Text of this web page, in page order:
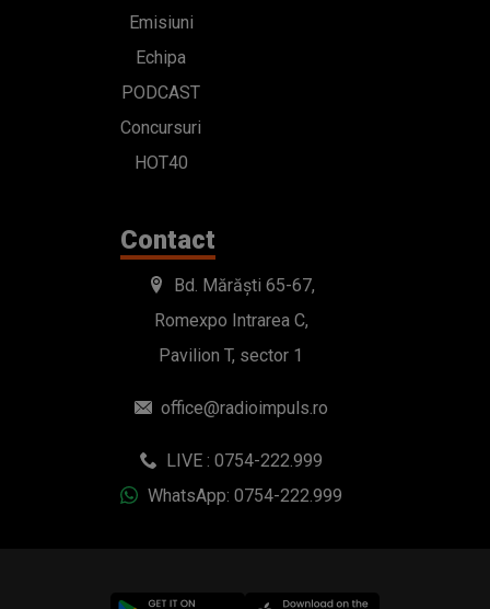
Emisiuni
Echipa
PODCAST
Concursuri
HOT40
Contact
Bd. Mărăști 65-67,
Romexpo Intrarea C,
Pavilion T, sector 1
office@radioimpuls.ro
LIVE : 0754-222.999
WhatsApp: 0754-222.999